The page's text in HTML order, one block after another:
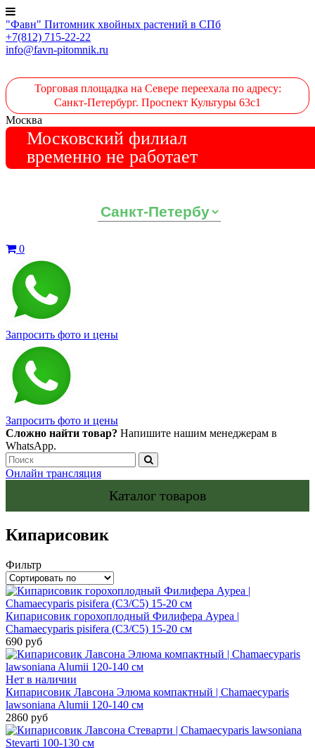
"Фавн" Питомник хвойных растений в СПб
+7(812) 715-22-22
info@favn-pitomnik.ru
Торговая площадка на Севере переехала по адресу:
Санкт-Петербург. Проспект Культуры 63с1
Москва
Московский филиал
временно не работает
0
Запросить фото и цены
Запросить фото и цены
Сложно найти товар? Напишите нашим менеджерам в
WhatsApp.
Онлайн трансляция
Каталог товаров
Кипарисовик
Фильтр
Кипарисовик горохоплодный Филифера Ауреа |
Chamaecyparis pisifera (С3/С5) 15-20 см
690 руб
Нет в наличии
Кипарисовик Лавсона Элюма компактный | Chamaecyparis
lawsoniana Alumii 120-140 см
2860 руб